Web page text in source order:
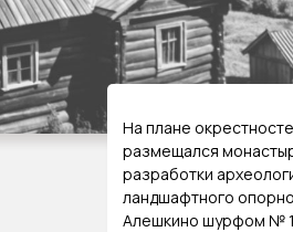
На плане
размещался
разработки
ландшафтного
Алешкино шурфом №